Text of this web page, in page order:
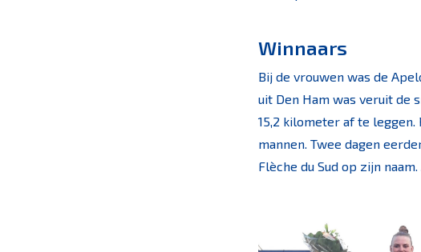
Winnaars
Bij de vrouwen was de
uit Den Ham was veruit de
15,2 kilometer af te
mannen. Twee dagen
Flèche du Sud op zijn